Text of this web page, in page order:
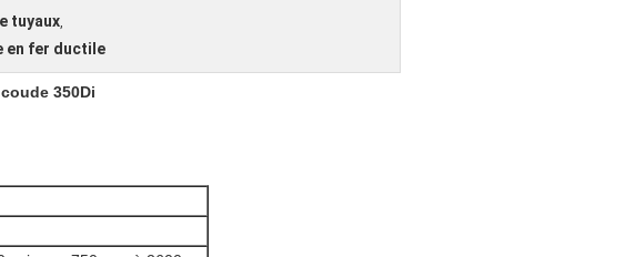
tuyaux,
en fer ductile
350Di